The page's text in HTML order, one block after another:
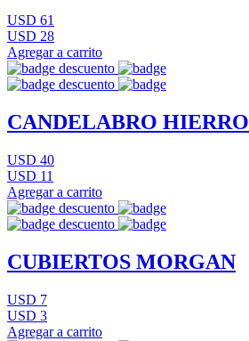
USD 61
USD 28
Agregar a carrito
CANDELABRO HIERRO
USD 40
USD 11
Agregar a carrito
CUBIERTOS MORGAN
USD 7
USD 3
Agregar a carrito